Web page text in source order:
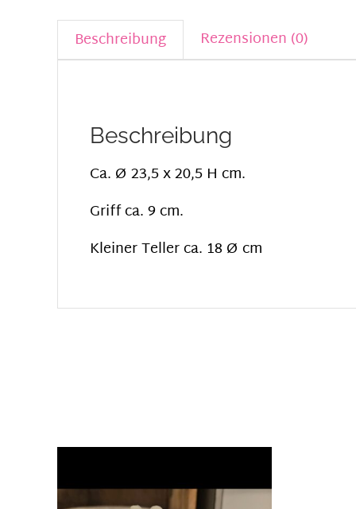
Beschreibung Rezensionen (0)
Beschreibung
Ca. Ø 23,5 x 20,5 H cm.
Griff ca. 9 cm.
Kleiner Teller ca. 18 Ø cm